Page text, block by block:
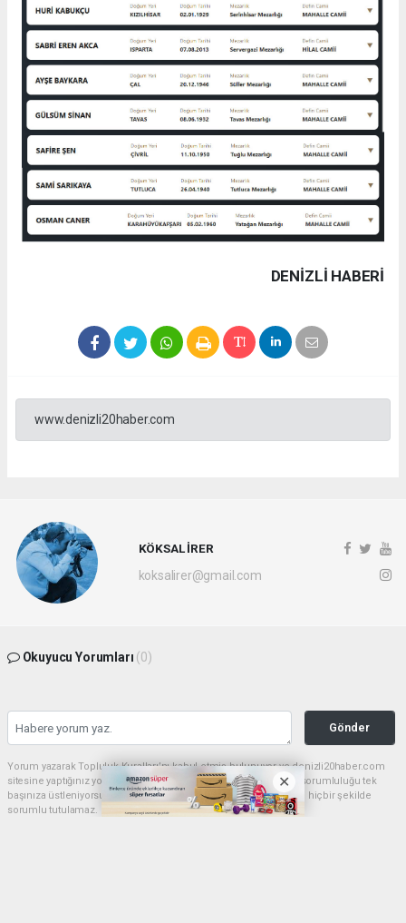
DENIZLI HABERİ
www.denizli20haber.com
KÖKSAL İRER
koksalirer@gmail.com
Okuyucu Yorumları (0)
Gönder
Yorum yazarak Topluluk Kuralları’nı kabul etmiş bulunuyor ve denizli20haber.com
sitesine yaptığınız yorumunuzla ilgili doğrudan veya dolaylı tüm sorumluluğu tek
başınıza üstleniyorsunuz. Yazılan tüm yorumlardan site yönetimi hiçbir şekilde
sorumlu tutulamaz.